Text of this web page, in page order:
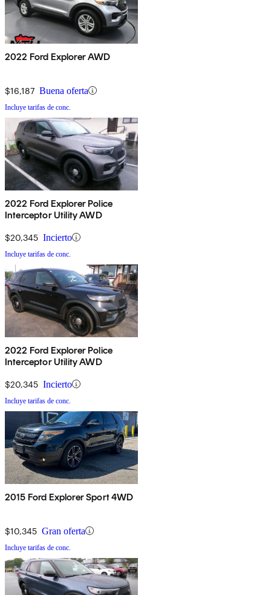
2022 Ford Explorer AWD
$16,187 Buena oferta
Incluye tarifas de conc.
2022 Ford Explorer Police
Interceptor Utility AWD
$20,345 Incierto
Incluye tarifas de conc.
2022 Ford Explorer Police
Interceptor Utility AWD
$20,345 Incierto
Incluye tarifas de conc.
2015 Ford Explorer Sport 4WD
$10,345 Gran oferta
Incluye tarifas de conc.